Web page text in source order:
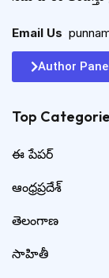
Email Us
Author Panel
Top
ఈ పేపర్
ఆంధ్రప్రదేశ్
తెలంగాణ
సాహితీ